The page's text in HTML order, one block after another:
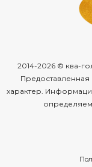
2014-2026 © ква-
характер.